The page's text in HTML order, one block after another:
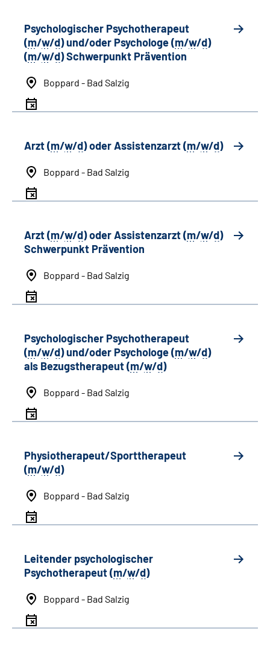
Psychologischer Psychotherapeut
(m/w/d) und/oder Psychologe (m/w/d)
(m/w/d) Schwerpunkt Prävention
Boppard - Bad Salzig
Arzt (m/w/d) oder Assistenzarzt (m/w/d)
Boppard - Bad Salzig
Arzt (m/w/d) oder Assistenzarzt (m/w/d)
Schwerpunkt Prävention
Boppard - Bad Salzig
Psychologischer Psychotherapeut
(m/w/d) und/oder Psychologe (m/w/d)
als Bezugstherapeut (m/w/d)
Boppard - Bad Salzig
Physiotherapeut/Sporttherapeut
(m/w/d)
Boppard - Bad Salzig
Leitender psychologischer
Psychotherapeut (m/w/d)
Boppard - Bad Salzig